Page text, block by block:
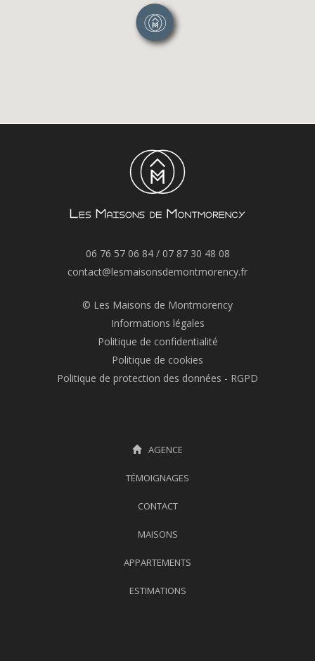
06 76 57 06 84/ 07 87 30 48 08
contact@lesmaisonsdemontmorency.fr
© Les Maisons de Montmorency
Informations légales
Politique de confidentialité
Politique de cookies
Politique de protection des données - RGPD
AGENCE
TÉMOIGNAGES
CONTACT
MAISONS
APPARTEMENTS
ESTIMATIONS